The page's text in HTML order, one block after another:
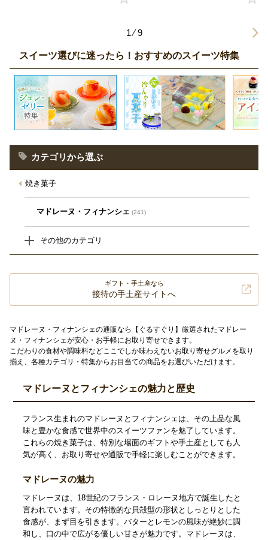
1 ⁄ 9
スイーツ選びに迷ったら！おすすめのスイーツ特集
カテゴリから選ぶ
焼き菓子
マドレーヌ・フィナンシェ (241)
その他のカテゴリ
ギフト・手土産なら
接待の手土産サイトへ
マドレーヌ・フィナンシェの通販なら【ぐるすぐり】厳選されたマドレー
ヌ・フィナンシェが安心・お手軽にお取り寄せできます。
こだわりの食材や調味料などここでしか味わえないお取り寄せグルメを取り
揃え、各種カテゴリ・特集からお目当ての商品をお選びいただけます。
マドレーヌとフィナンシェの魅力と歴史
フランス生まれのマドレーヌとフィナンシェは、その上品な風
味と豊かな食感で世界中のスイーツファンを魅了しています。
これらの焼き菓子は、特別な場面のギフトや手土産としても人
気が高く、お取り寄せや通販で手軽に楽しむことができます。
マドレーヌの魅力
マドレーヌは、18世紀のフランス・ロレーヌ地方で誕生したと
言われています。その特徴的な貝殻型の形状としっとりとした
食感が、まず目を引きます。バターとレモンの風味が絶妙に調
和し、口の中で広がる優しい甘さが魅力です。マドレーヌは、